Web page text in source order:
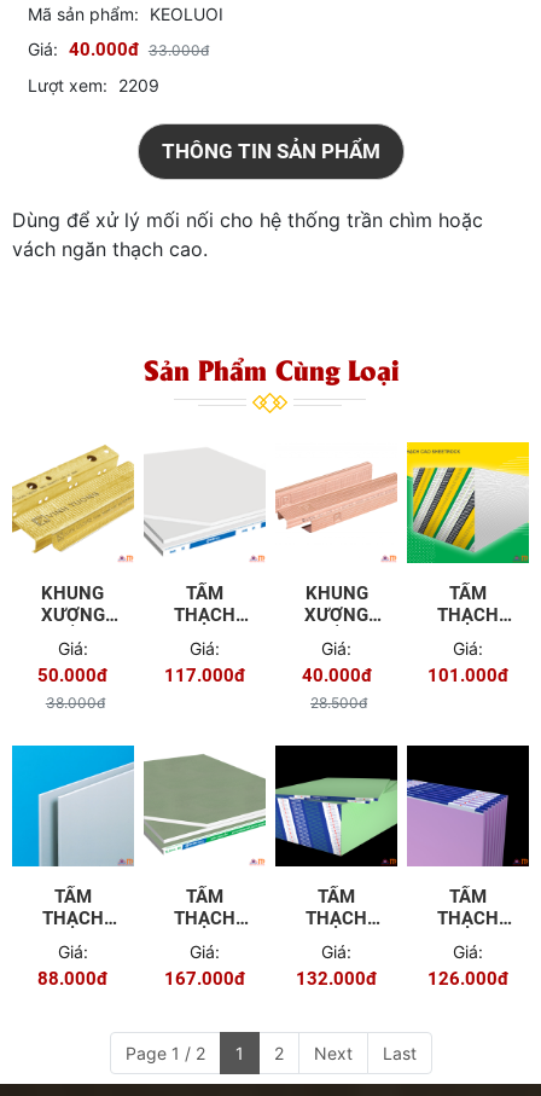
Mã sản phẩm:
KEOLUOI
Giá: 40.000đ 33.000đ
Lượt xem: 2209
THÔNG TIN SẢN PHẨM
Dùng để xử lý mối nối cho hệ thống trần chìm hoặc
vách ngăn thạch cao.
Sản Phẩm Cùng Loại
KHUNG
XƯƠNG
TRẦN
CHÌM VĨNH
TƯỜNG
Giá:
50.000đ
38.000đ
TẤM
THẠCH
CAO
GYPROC -
TÂN THỊNH
Giá:
117.000đ
KHUNG
XƯƠNG
TRẦN
CHÌM
PROMETAL
Giá:
40.000đ
28.500đ
TẤM
THẠCH
CAO
BORAL -
TÂN THỊNH
TÀU
Giá:
101.000đ
TẤM
THẠCH
CAO
YOSHINO
Giá:
88.000đ
TẤM
THẠCH
CAO
CHỐNG ẨM
GYPROC
Giá:
167.000đ
TẤM
THẠCH
CAO
YOSHINO
CHỐNG ẨM
Giá:
132.000đ
TẤM
THẠCH
CAO
YOSHINO
HI-CLEAN
Giá:
126.000đ
Page 1 / 2 1 2 Next Last